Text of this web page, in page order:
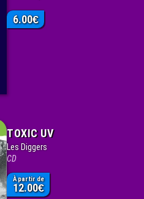
6.00€
TOXIC UV
Les Diggers
CD
À partir de
12.00€